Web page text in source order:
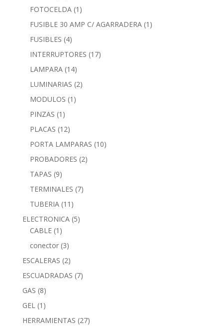
FOTOCELDA (1)
FUSIBLE 30 AMP C/ AGARRADERA (1)
FUSIBLES (4)
INTERRUPTORES (17)
LAMPARA (14)
LUMINARIAS (2)
MODULOS (1)
PINZAS (1)
PLACAS (12)
PORTA LAMPARAS (10)
PROBADORES (2)
TAPAS (9)
TERMINALES (7)
TUBERIA (11)
ELECTRONICA (5)
CABLE (1)
conector (3)
ESCALERAS (2)
ESCUADRADAS (7)
GAS (8)
GEL (1)
HERRAMIENTAS (27)